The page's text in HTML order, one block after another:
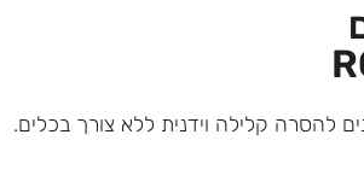
להסרה קלילה וידנית ללא צורך בכלים.